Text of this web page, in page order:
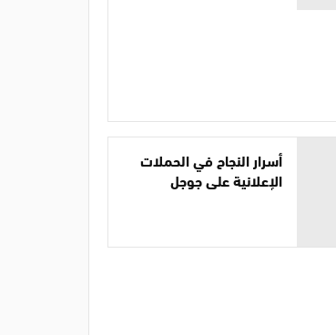
أسرار النجاح في الحملات
الإعلانية على جوجل